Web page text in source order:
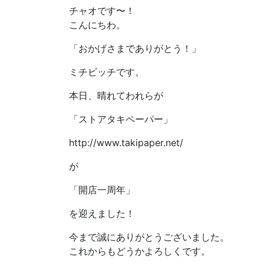
チャオです〜！
こんにちわ。
「おかげさまでありがとう！」
ミチビッチです。
本日、晴れてわれらが
「ストアタキペーパー」
http://www.takipaper.net/
が
「開店一周年」
を迎えました！
今まで誠にありがとうございました。
これからもどうかよろしくです。